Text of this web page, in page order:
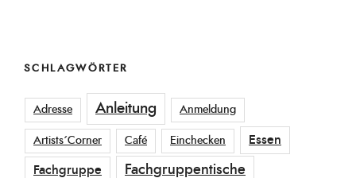
SCHLAGWÖRTER
Adresse Anleitung Anmeldung
Artists´Corner Café Einchecken Essen
Fachgruppe Fachgruppentische